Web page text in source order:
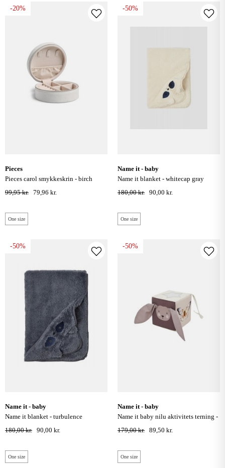
-20%
pieces
pieces carol smykkeskrin - birch
99,95 kr. 79,96 kr.
One size
-50%
name it - baby
name it blanket - whitecap gray
180,00 kr. 90,00 kr.
One size
-50%
name it - baby
name it blanket - turbulence
180,00 kr. 90,00 kr.
One size
-50%
name it - baby
name it baby nilu aktivitets terning -
jet stream
179,00 kr. 89,50 kr.
One size